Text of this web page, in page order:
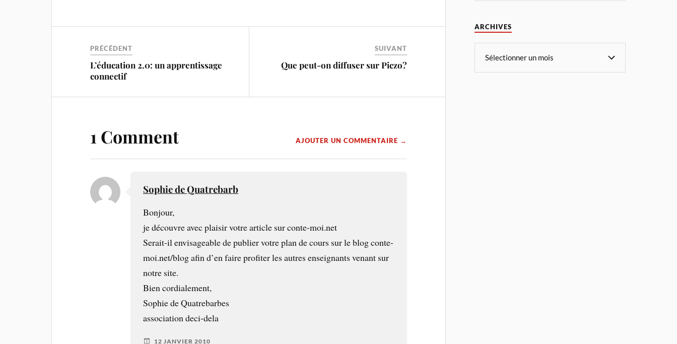
PRÉCÉDENT
L’éducation 2.0: un apprentissage
connectif
SUIVANT
Que peut-on diffuser sur Piczo?
1 Comment AJOUTER UN COMMENTAIRE →
Sophie de Quatrebarb
Bonjour,
je découvre avec plaisir votre article sur conte-moi.net
Serait-il envisageable de publier votre plan de cours sur le blog conte-
moi.net/blog afin d’en faire profiter les autres enseignants venant sur
notre site.
Bien cordialement,
Sophie de Quatrebarbes
association deci-dela
12 JANVIER 2010
ARCHIVES